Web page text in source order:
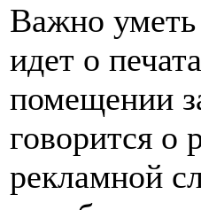
Важно уметь
идет о
помещении
говорится
рекламной